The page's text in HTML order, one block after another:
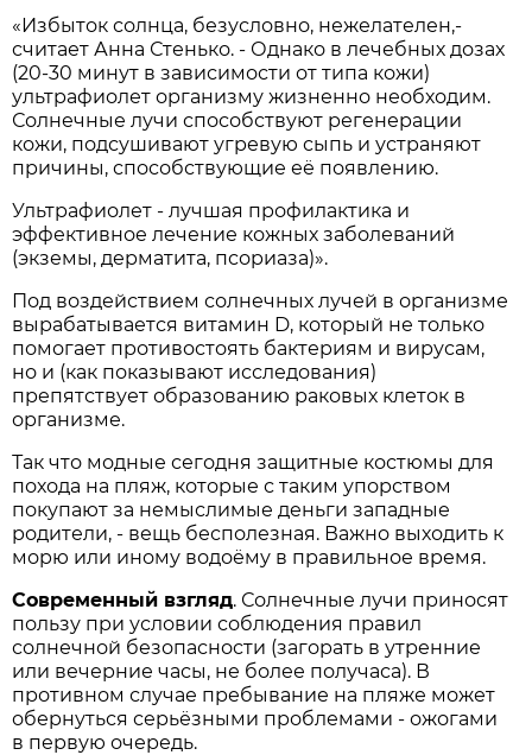
«Избыток солнца, безусловно, нежелателен,-
считает Анна Стенько. - Однако в лечебных дозах
(20-30 минут в зависимости от типа кожи)
ультрафиолет организму жизненно необходим.
Солнечные лучи способствуют регенерации
кожи, подсушивают угревую сыпь и устраняют
причины, способствующие её появлению.
Ультрафиолет - лучшая профилактика и
эффективное лечение кожных заболеваний
(экземы, дерматита, псориаза)».
Под воздействием солнечных лучей в организме
вырабатывается витамин D, который не только
помогает противостоять бактериям и вирусам,
но и (как показывают исследования)
препятствует образованию раковых клеток в
организме.
Так что модные сегодня защитные костюмы для
похода на пляж, которые с таким упорством
покупают за немыслимые деньги западные
родители, - вещь бесполезная. Важно выходить к
морю или иному водоёму в правильное время.
Современный взгляд. Солнечные лучи приносят
пользу при условии соблюдения правил
солнечной безопасности (загорать в утренние
или вечерние часы, не более получаса). В
противном случае пребывание на пляже может
обернуться серьёзными проблемами - ожогами
в первую очередь.